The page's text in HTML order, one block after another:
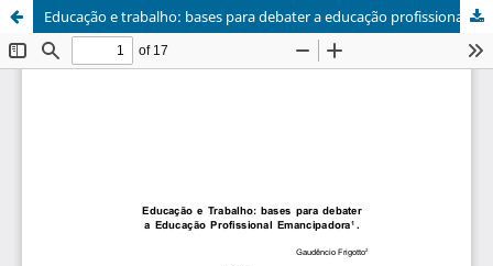
Educação e trabalho: bases para debater a educação profissional emancipadora